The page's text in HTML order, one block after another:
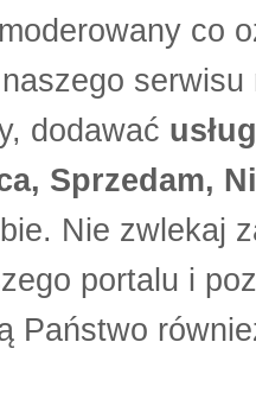
co
dodawać
Sprzedam,
Nie zwlekaj
portalu i
Państwo